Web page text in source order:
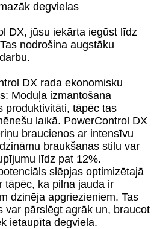
degvielas
DX, jūsu iekārta iegūst līdz
nodrošina augstāku
DX rada ekonomisku
Moduļa izmantošana
produktivitāti, tāpēc tas
laikā. PowerControl DX
braucienos ar intensīvu
braukšanas stilu var
līdz pat 12%.
slēpjas optimizētajā
tāpēc, ka pilna jauda ir
dzinēja apgriezieniem. Tas
var pārslēgt agrāk un, braucot
ietaupīta degviela.